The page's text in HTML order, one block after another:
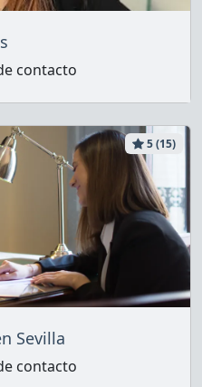
contacto
5 (15)
Sevilla
contacto